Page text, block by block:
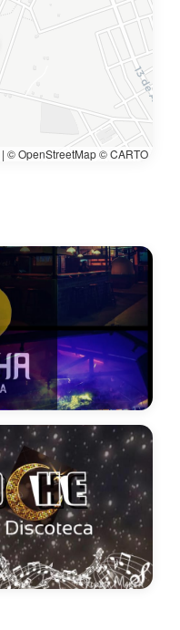
| © OpenStreetMap © CARTO